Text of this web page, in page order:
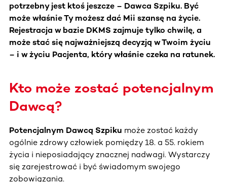
potrzebny jest ktoś jeszcze – Dawca Szpiku. Być
może właśnie Ty możesz dać Mii szansę na życie.
Rejestracja w bazie DKMS zajmuje tylko chwilę, a
może stać się najważniejszą decyzją w Twoim życiu
– i w życiu Pacjenta, który właśnie czeka na ratunek.
Kto może zostać potencjalnym
Dawcą?
Potencjalnym Dawcą Szpiku może zostać każdy
ogólnie zdrowy człowiek pomiędzy 18. a 55. rokiem
życia i nieposiadający znacznej nadwagi. Wystarczy
się zarejestrować i być świadomym swojego
zobowiązania.